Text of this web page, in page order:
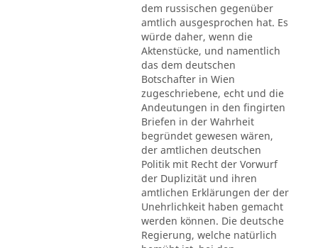
dem russischen gegenüber
amtlich ausgesprochen hat. Es
würde daher, wenn die
Aktenstücke, und namentlich
das dem deutschen
Botschafter in Wien
zugeschriebene, echt und die
Andeutungen in den fingirten
Briefen in der Wahrheit
begründet gewesen wären,
der amtlichen deutschen
Politik mit Recht der Vorwurf
der Duplizität und ihren
amtlichen Erklärungen der der
Unehrlichkeit haben gemacht
werden können. Die deutsche
Regierung, welche natürlich